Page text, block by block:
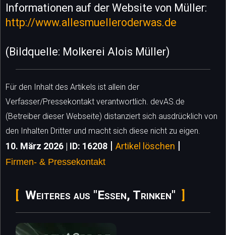
Informationen auf der Website von Müller:
http://www.allesmuelleroderwas.de
(Bildquelle: Molkerei Alois Müller)
Für den Inhalt des Artikels ist allein der
Verfasser/Pressekontakt verantwortlich. devAS.de
(Betreiber dieser Webseite) distanziert sich ausdrücklich von
den Inhalten Dritter und macht sich diese nicht zu eigen.
10. März 2026 | ID: 16208 | Artikel löschen |
Firmen- & Pressekontakt
Weiteres aus "Essen, Trinken"